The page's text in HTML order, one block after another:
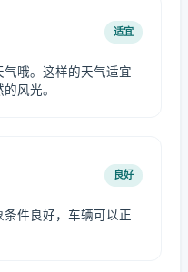
适宜
哦。这样的天气适宜
风光。
良好
件良好，车辆可以正